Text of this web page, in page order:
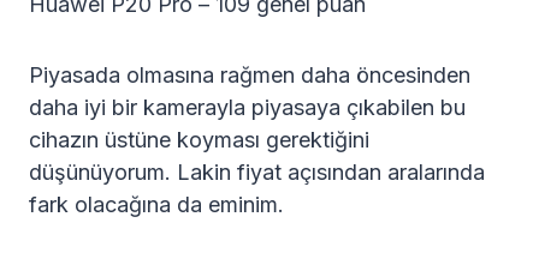
Piyasada olmasına rağmen daha öncesinden
daha iyi bir kamerayla piyasaya çıkabilen bu
cihazın üstüne koyması gerektiğini
düşünüyorum. Lakin fiyat açısından aralarında
fark olacağına da eminim.